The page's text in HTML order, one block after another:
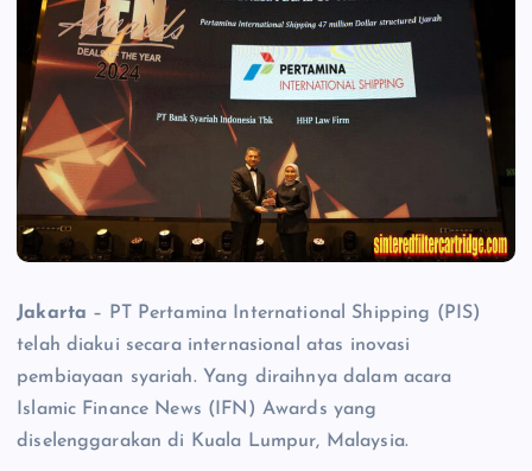
Jakarta – PT Pertamina International Shipping (PIS)
telah diakui secara internasional atas inovasi
pembiayaan syariah. Yang diraihnya dalam acara
Islamic Finance News (IFN) Awards yang
diselenggarakan di Kuala Lumpur, Malaysia.